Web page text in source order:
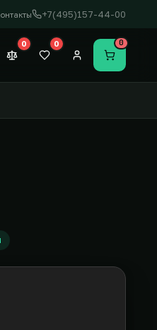
+7(495)157-44-00
тема
0 0
Перейти
0